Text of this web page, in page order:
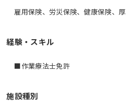
雇用保険、労災保険、健康保険、
経験・スキル
■作業療法士免許
施設種別